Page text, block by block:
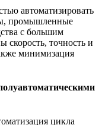
автоматизировать
промышленные
с большим
скорость, точность и
минимизация
цикла